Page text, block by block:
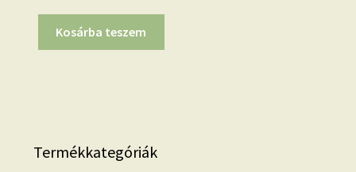
Kosárba teszem
Termékkategóriák